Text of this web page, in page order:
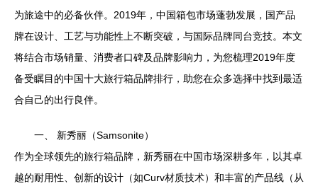
为旅途中的必备伙伴。2019年，中国箱包市场蓬勃发展，国产品
牌在设计、工艺与功能性上不断突破，与国际品牌同台竞技。本文
将结合市场销量、消费者口碑及品牌影响力，为您梳理2019年度
备受瞩目的中国十大旅行箱品牌排行，助您在众多选择中找到最适
合自己的出行良伴。
一、 新秀丽（Samsonite）
作为全球领先的旅行箱品牌，新秀丽在中国市场深耕多年，以其卓
越的耐用性、创新的设计（如Curv材质技术）和丰富的产品线（从